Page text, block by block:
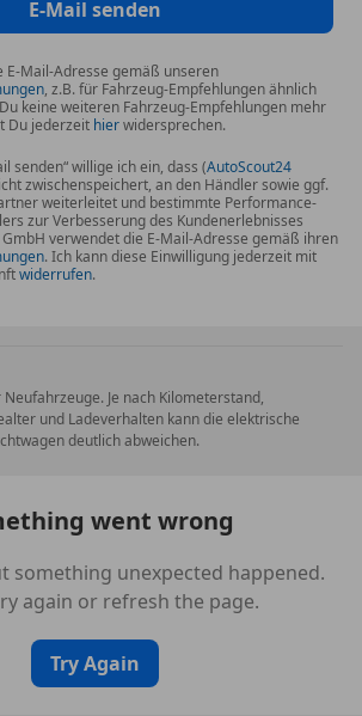
E-Mail senden
E-Mail-Adresse gemäß unseren
, z.B. für Fahrzeug-Empfehlungen ähnlich
keine weiteren Fahrzeug-Empfehlungen mehr
Du jederzeit hierwidersprechen.
senden“ willige ich ein, dass (AutoScout24
zwischenspeichert, an den Händler sowie ggf.
weiterleitet und bestimmte Performance-
zur Verbesserung des Kundenerlebnisses
verwendet die E-Mail-Adresse gemäß ihren
. Ich kann diese Einwilligung jederzeit mit
widerrufen.
Je nach Kilometerstand,
und Ladeverhalten kann die elektrische
deutlich abweichen.
went wrong
something unexpected happened.
again or refresh the page.
Try Again